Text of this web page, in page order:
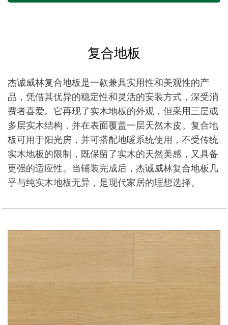
复合地板
杰诚威林复合地板是一款兼具实用性和美观性的产
品，凭借其优异的稳定性和灵活的安装方式，深受消
费者喜爱。它再现了实木地板的外观，但采用三层或
多层实木结构，并在表面覆盖一层天然木皮。复合地
板可用于阳光房，并可搭配地暖系统使用，不受传统
实木地板的限制，既保留了实木的天然美感，又具备
更强的适应性。当铺装完成后，杰诚威林复合地板几
乎与纯实木地板无异，是现代家居的理想选择。